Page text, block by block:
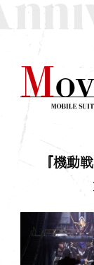
Mo
『機動